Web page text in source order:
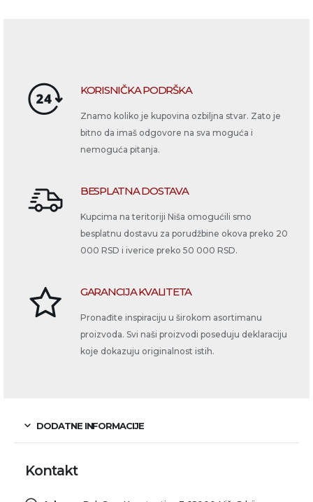
KORISNIČKA PODRŠKA
Znamo koliko je kupovina ozbiljna stvar. Zato je
bitno da imaš odgovore na sva moguća i
nemoguća pitanja.
BESPLATNA DOSTAVA
Kupcima na teritoriji Niša omogućili smo
besplatnu dostavu za porudžbine okova preko 20
000 RSD i iverice preko 50 000 RSD.
GARANCIJA KVALITETA
Pronađite inspiraciju u širokom asortimanu
proizvoda. Svi naši proizvodi poseduju deklaraciju
koje dokazuju originalnost istih.
DODATNE INFORMACIJE
Kontakt